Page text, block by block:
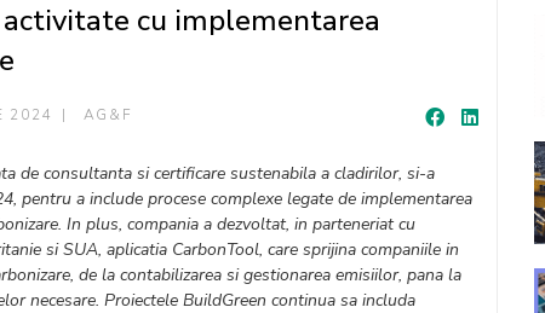
activitate cu implementarea
2024 AG&F
de consultanta si certificare sustenabila a cladirilor, si-a
pentru a include procese complexe legate de implementarea
In plus, compania a dezvoltat, in parteneriat cu
si SUA, aplicatia CarbonTool, care sprijina companiile in
de la contabilizarea si gestionarea emisiilor, pana la
necesare. Proiectele BuildGreen continua sa includa